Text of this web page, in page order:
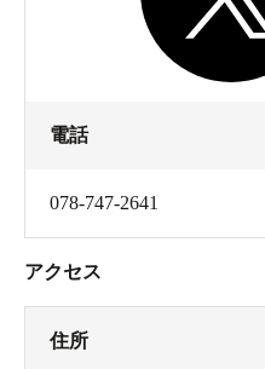
電話
078-747-2641
アクセス
住所